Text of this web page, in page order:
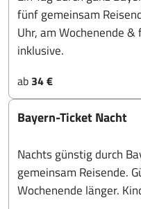
fünf gemeinsam
Uhr, am Wochenende
inklusive.
ab 34 €
Bayern-Ticket Nacht
Nachts günstig durch
gemeinsam Reisende.
Wochenende länger.